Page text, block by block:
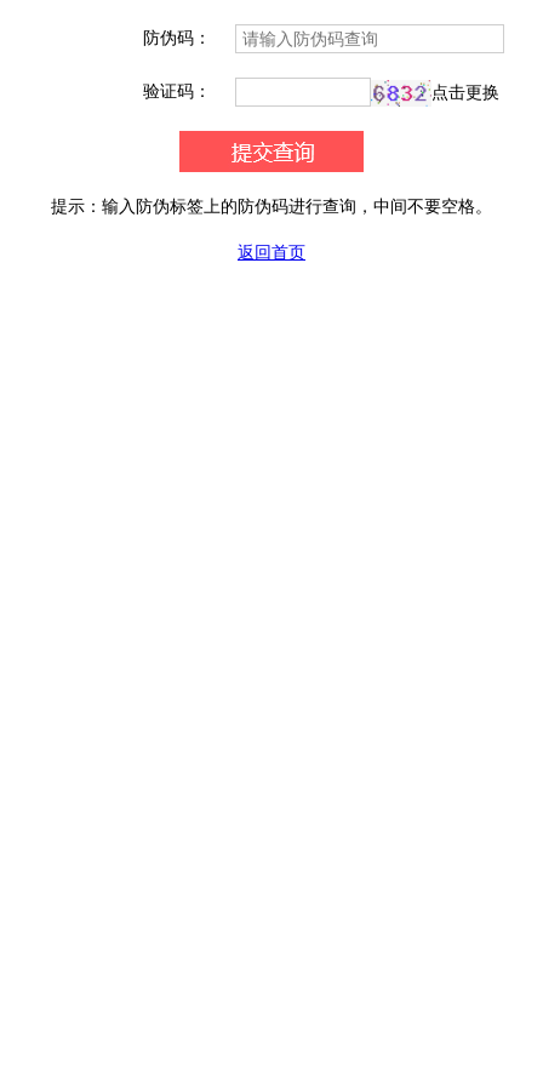
防伪码：
验证码： 点击更换
提示：输入防伪标签上的防伪码进行查询，中间不要空格。
返回首页